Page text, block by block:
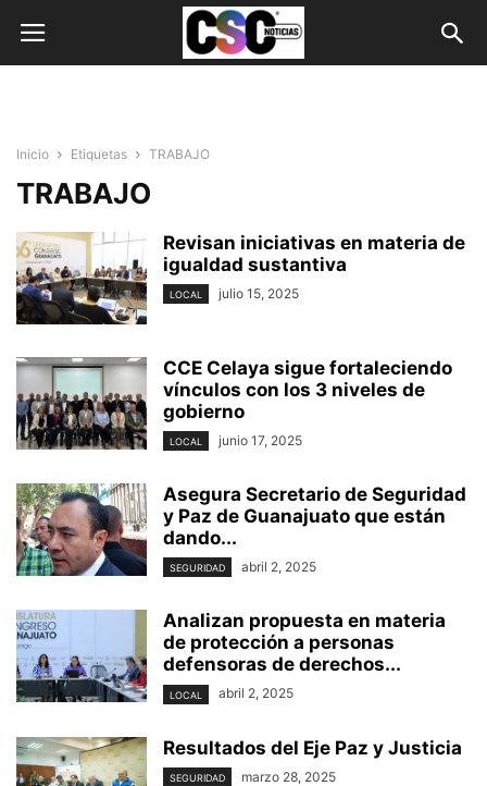
Inicio Etiquetas TRABAJO
TRABAJO
Revisan iniciativas en materia de
igualdad sustantiva
LOCAL julio 15, 2025
CCE Celaya sigue fortaleciendo
vínculos con los 3 niveles de
gobierno
LOCAL junio 17, 2025
Asegura Secretario de Seguridad
y Paz de Guanajuato que están
dando...
SEGURIDAD abril 2, 2025
Analizan propuesta en materia
de protección a personas
defensoras de derechos...
LOCAL abril 2, 2025
Resultados del Eje Paz y Justicia
SEGURIDAD marzo 28, 2025